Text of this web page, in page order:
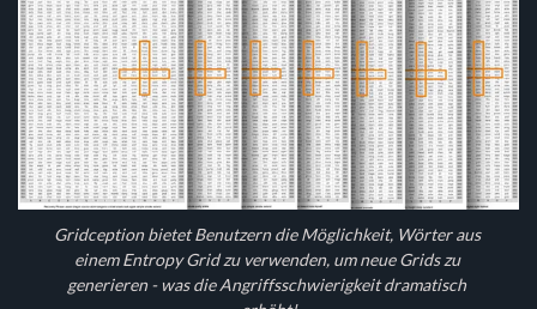
Gridception bietet Benutzern die Möglichkeit, Wörter aus
einem Entropy Grid zu verwenden, um neue Grids zu
generieren - was die Angriffsschwierigkeit dramatisch